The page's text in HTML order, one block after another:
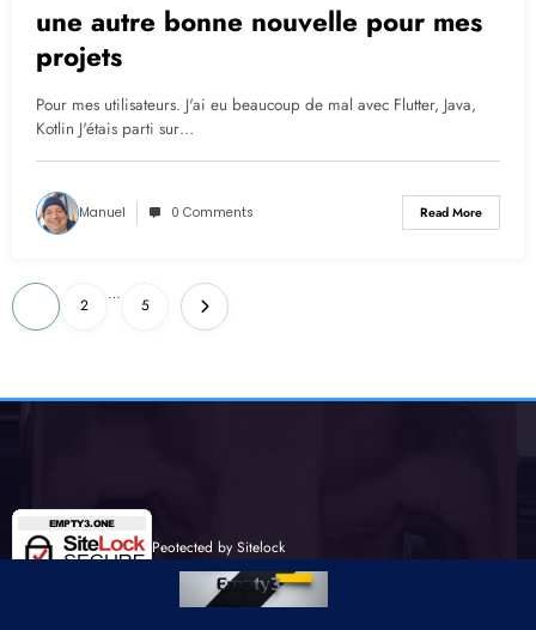
une autre bonne nouvelle pour mes
projets
Pour mes utilisateurs. J'ai eu beaucoup de mal avec Flutter, Java,
Kotlin J'étais parti sur…
Manuel 0 Comments Read More
Posts
pagination
2
…
5
Peotected by Sitelock